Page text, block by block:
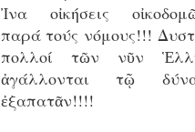
Ἰνα οἰκήσεις
παρά τούς νόμους!!!
πολλοί τῶν νῦν
ἀγάλλονται τῷ
ἐξαπατᾶν!!!!